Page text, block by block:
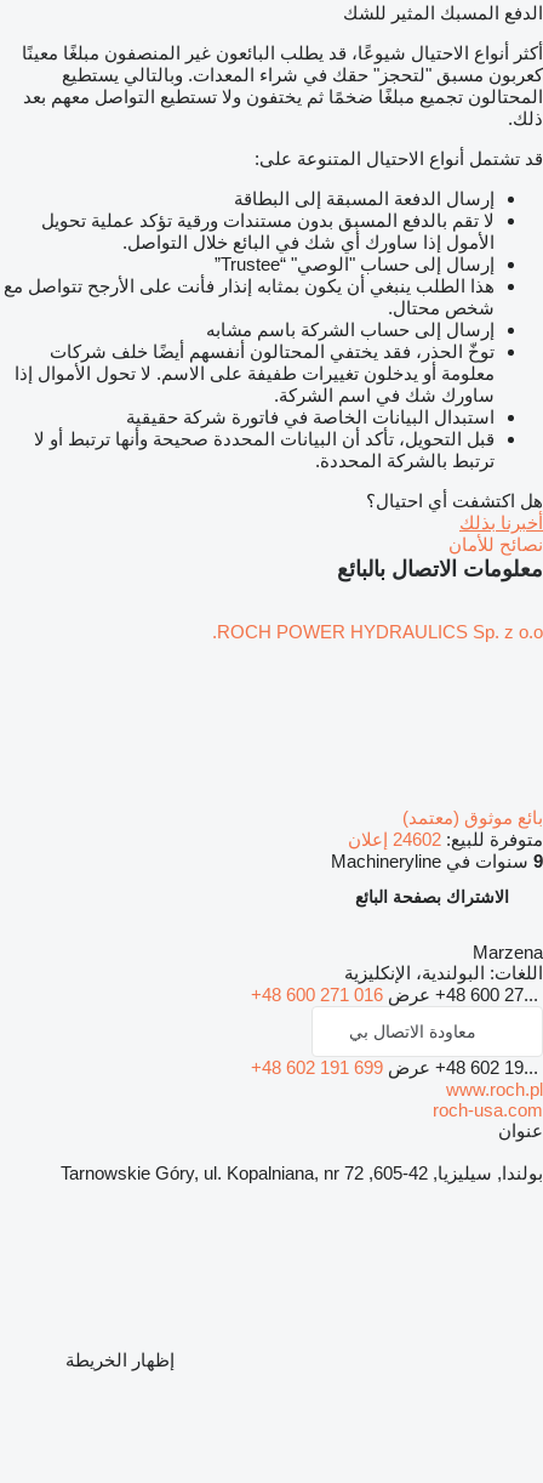
الدفع المسبك المثير للشك
أكثر أنواع الاحتيال شيوعًا، قد يطلب البائعون غير المنصفون مبلغًا معينًا
كعربون مسبق "لتحجز" حقك في شراء المعدات. وبالتالي يستطيع
المحتالون تجميع مبلغًا ضخمًا ثم يختفون ولا تستطيع التواصل معهم بعد
ذلك.
قد تشتمل أنواع الاحتيال المتنوعة على:
إرسال الدفعة المسبقة إلى البطاقة
لا تقم بالدفع المسبق بدون مستندات ورقية تؤكد عملية تحويل
الأمول إذا ساورك أي شك في البائع خلال التواصل.
إرسال إلى حساب "الوصي" “Trustee”
هذا الطلب ينبغي أن يكون بمثابه إنذار فأنت على الأرجح تتواصل مع
شخص محتال.
إرسال إلى حساب الشركة باسم مشابه
توخّ الحذر، فقد يختفي المحتالون أنفسهم أيضًا خلف شركات
معلومة أو يدخلون تغييرات طفيفة على الاسم. لا تحول الأموال إذا
ساورك شك في اسم الشركة.
استبدال البيانات الخاصة في فاتورة شركة حقيقية
قبل التحويل، تأكد أن البيانات المحددة صحيحة وأنها ترتبط أو لا
ترتبط بالشركة المحددة.
هل اكتشفت أي احتيال؟
أخبرنا بذلك
نصائح للأمان
معلومات الاتصال بالبائع
ROCH POWER HYDRAULICS Sp. z o.o.
بائع موثوق (معتمد)
متوفرة للبيع: 24602 إعلان
9 سنوات في Machineryline
الاشتراك بصفحة البائع
Marzena
اللغات: البولندية، الإنكليزية
+48 600 27... عرض +48 600 271 016
معاودة الاتصال بي
+48 602 19... عرض +48 602 191 699
www.roch.pl
roch-usa.com
عنوان
بولندا, سيليزيا, 42-605, Tarnowskie Góry, ul. Kopalniana, nr 72
إظهار الخريطة